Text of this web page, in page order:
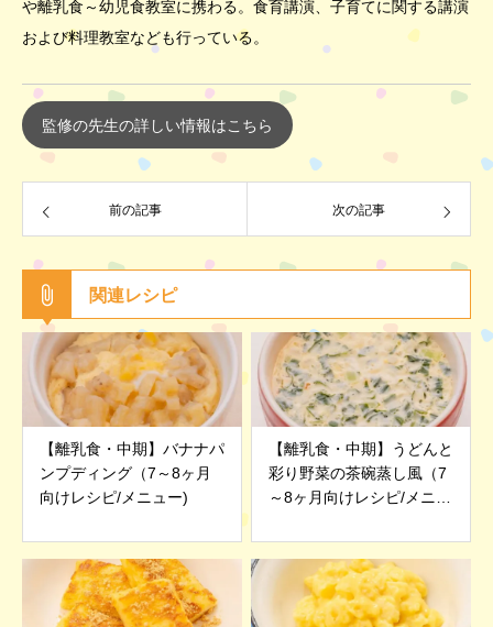
や離乳食～幼児食教室に携わる。食育講演、子育てに関する講演
および料理教室なども行っている。
監修の先生の詳しい情報はこちら
前の記事 次の記事
関連レシピ
【離乳食・中期】バナナパ
ンプディング（7～8ヶ月
向けレシピ/メニュー)
【離乳食・中期】うどんと
彩り野菜の茶碗蒸し風（7
～8ヶ月向けレシピ/メニュ